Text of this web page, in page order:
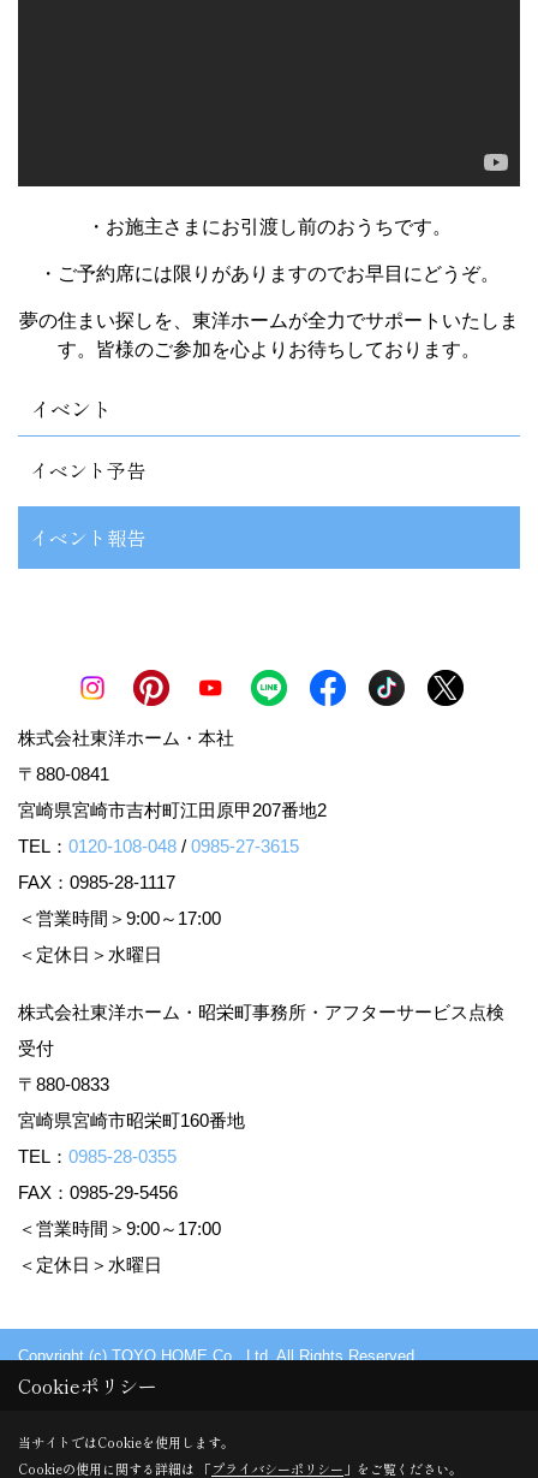
・お施主さまにお引渡し前のおうちです。
・ご予約席には限りがありますのでお早目にどうぞ。
夢の住まい探しを、東洋ホームが全力でサポートいたしま
す。皆様のご参加を心よりお待ちしております。
イベント
イベント予告
イベント報告
株式会社東洋ホーム・本社
〒880-0841
宮崎県宮崎市吉村町江田原甲207番地2
TEL： 0120-108-048 / 0985-27-3615
FAX：0985-28-1117
＜営業時間＞9:00～17:00
＜定休日＞水曜日
株式会社東洋ホーム・昭栄町事務所・アフターサービス点検
受付
〒880-0833
宮崎県宮崎市昭栄町160番地
TEL： 0985-28-0355
FAX：0985-29-5456
＜営業時間＞9:00～17:00
＜定休日＞水曜日
Copyright (c) TOYO HOME Co., Ltd. All Rights Reserved.
Produced byゴデスクリエイト
Cookieポリシー
当サイトではCookieを使用します。
Cookieの使用に関する詳細は 「プライバシーポリシー 」をご覧ください。